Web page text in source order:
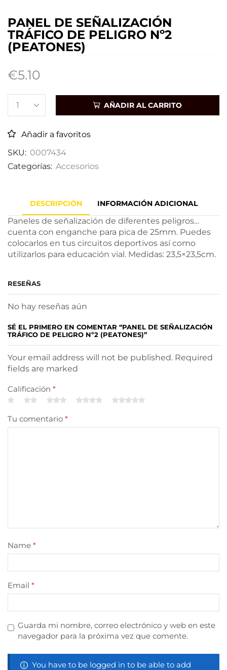
PANEL DE SEÑALIZACIÓN
TRÁFICO DE PELIGRO Nº2
(PEATONES)
€5.10
AÑADIR AL CARRITO
Añadir a favoritos
SKU: 0007434
Categorías: Accesorios
DESCRIPCIÓN INFORMACIÓN ADICIONAL
Paneles de señalización de diferentes peligros…
cuenta con enganche para pica de 25mm. Puedes
colocarlos en tus circuitos deportivos así como
utilizarlos para educación vial. Medidas: 23,5×23,5cm.
RESEÑAS
No hay reseñas aún
SÉ EL PRIMERO EN COMENTAR “PANEL DE SEÑALIZACIÓN
TRÁFICO DE PELIGRO Nº2 (PEATONES)”
Your email address will not be published. Required
fields are marked
Calificación *
Tu comentario *
Name *
Email *
Guarda mi nombre, correo electrónico y web en este
navegador para la próxima vez que comente.
You have to be logged in to be able to add